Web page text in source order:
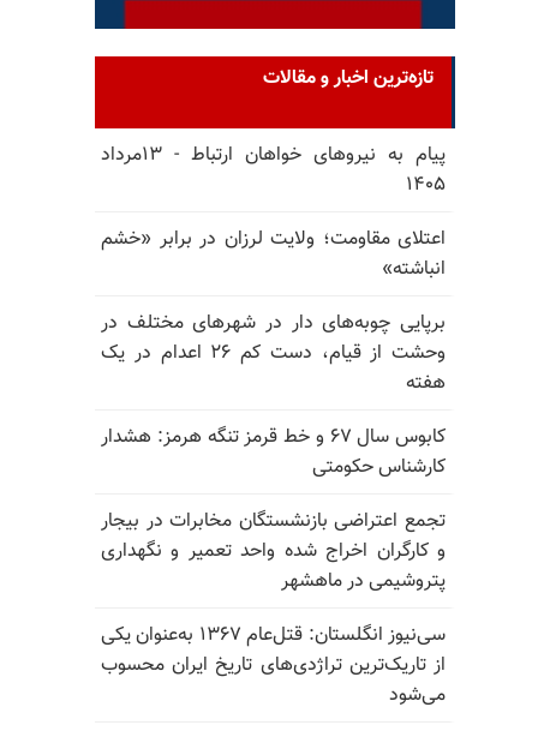
تازه‌ترین اخبار و مقالات
پیام به نیروهای خواهان ارتباط - ۱۳مرداد
۱۴۰۵
اعتلای مقاومت؛ ولایت لرزان در برابر «خشم
انباشته»
برپایی چوبه‌های دار در شهرهای مختلف در
وحشت از قیام، دست کم ۲۶ اعدام در یک
هفته
کابوس سال ۶۷ و خط قرمز تنگه هرمز: هشدار
کارشناس حکومتی
تجمع اعتراضی بازنشستگان مخابرات در بیجار
و کارگران اخراج شده واحد تعمیر و نگهداری
پتروشیمی در ماهشهر
سی‌نیوز انگلستان: قتل‌عام ۱۳۶۷ به‌عنوان یکی
از تاریک‌ترین تراژدی‌های تاریخ ایران محسوب
می‌شود